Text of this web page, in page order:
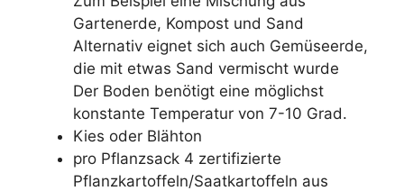
Gartenerde, Kompost und Sand
Alternativ eignet sich auch Gemüseerde,
die mit etwas Sand vermischt wurde
Der Boden benötigt eine möglichst
konstante Temperatur von 7-10 Grad.
Kies oder Blähton
pro Pflanzsack 4 zertifizierte
Pflanzkartoffeln/Saatkartoffeln aus